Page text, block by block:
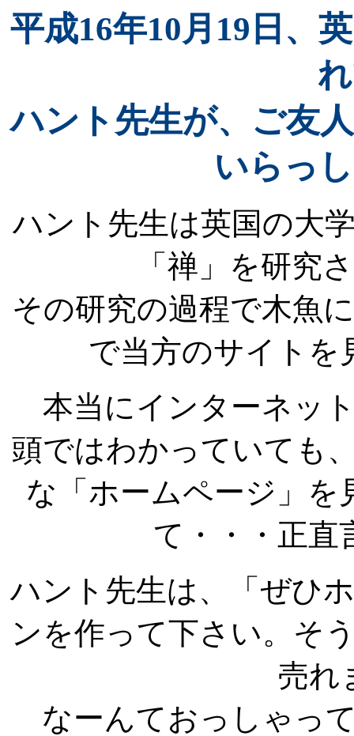
平成16年10月19日、
ハント先生が、ご友
いらっ
ハント先生は英国の大
「禅」を研究
その研究の過程で木魚
で当方のサイトを
本当にインターネッ
頭ではわかっていても
な「ホームページ」
て・・・正直
ハント先生は、「ぜひ
ンを作って下さい。そ
売れ
なーんておっしゃっ